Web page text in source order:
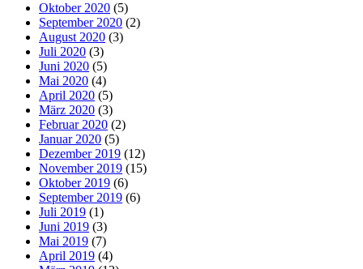
Oktober 2020 (5)
September 2020 (2)
August 2020 (3)
Juli 2020 (3)
Juni 2020 (5)
Mai 2020 (4)
April 2020 (5)
März 2020 (3)
Februar 2020 (2)
Januar 2020 (5)
Dezember 2019 (12)
November 2019 (15)
Oktober 2019 (6)
September 2019 (6)
Juli 2019 (1)
Juni 2019 (3)
Mai 2019 (7)
April 2019 (4)